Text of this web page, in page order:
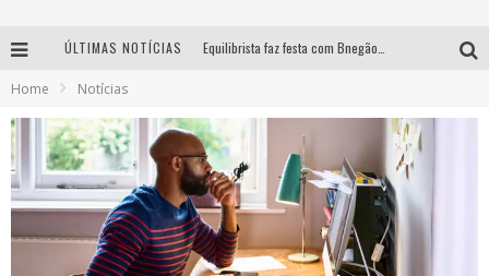
ÚLTIMAS NOTÍCIAS
“Cê Tá Doido Festival” confirma o Mineirão como palco da festa
Home Notícias